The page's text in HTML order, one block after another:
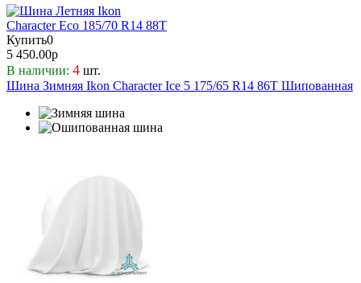
Купить0
5 450.00р
В наличии: 4 шт.
Шина Зимняя Ikon Character Ice 5 175/65 R14 86T Шипованная